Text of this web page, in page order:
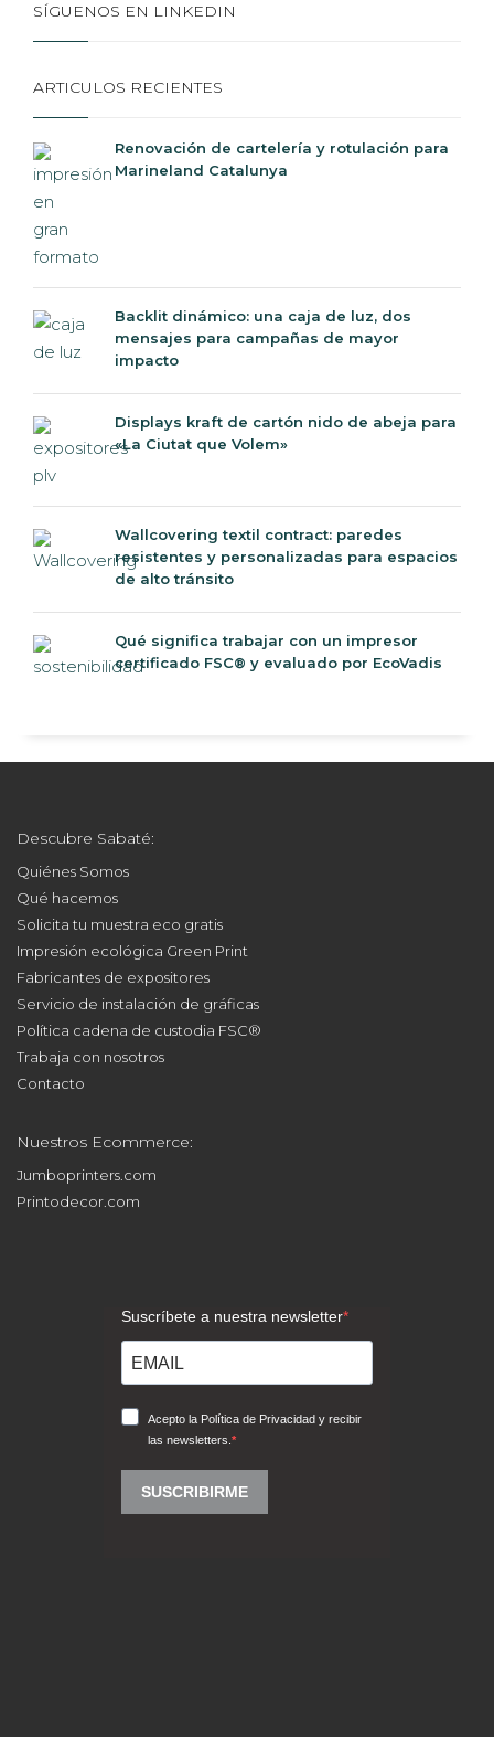
SÍGUENOS EN LINKEDIN
ARTICULOS RECIENTES
Renovación de cartelería y rotulación para
Marineland Catalunya
Backlit dinámico: una caja de luz, dos
mensajes para campañas de mayor
impacto
Displays kraft de cartón nido de abeja para
«La Ciutat que Volem»
Wallcovering textil contract: paredes
resistentes y personalizadas para espacios
de alto tránsito
Qué significa trabajar con un impresor
certificado FSC® y evaluado por EcoVadis
Descubre Sabaté:
Quiénes Somos
Qué hacemos
Solicita tu muestra eco gratis
Impresión ecológica Green Print
Fabricantes de expositores
Servicio de instalación de gráficas
Política cadena de custodia FSC®
Trabaja con nosotros
Contacto
Nuestros Ecommerce:
Jumboprinters.com
Printodecor.com